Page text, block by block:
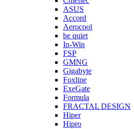
ASUS
Accord
Aerocool
be quiet
In-Win
FSP
GMNG
Gigabyte
Foxline
ExeGate
Formula
FRACTAL DESIGN
Hiper
Hipro